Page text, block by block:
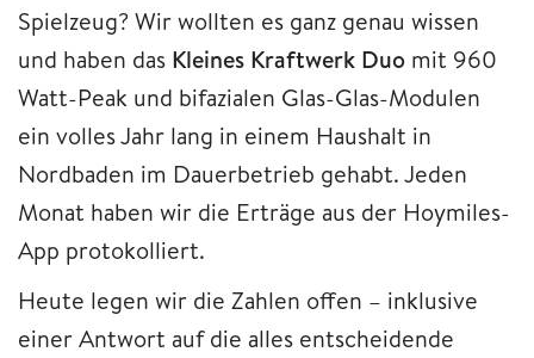
Spielzeug? Wir wollten es ganz genau wissen
und haben das Kleines Kraftwerk Duo mit 960
Watt-Peak und bifazialen Glas-Glas-Modulen
ein volles Jahr lang in einem Haushalt in
Nordbaden im Dauerbetrieb gehabt. Jeden
Monat haben wir die Erträge aus der Hoymiles-
App protokolliert.
Heute legen wir die Zahlen offen – inklusive
einer Antwort auf die alles entscheidende